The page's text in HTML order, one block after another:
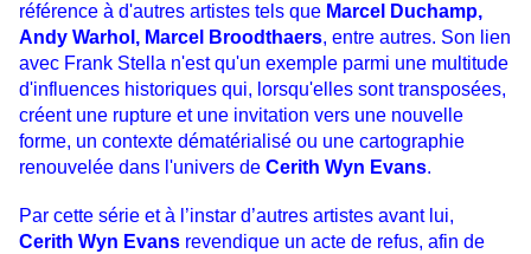
référence à d'autres artistes tels que Marcel Duchamp,
Andy Warhol, Marcel Broodthaers, entre autres. Son lien
avec Frank Stella n'est qu'un exemple parmi une multitude
d'influences historiques qui, lorsqu'elles sont transposées,
créent une rupture et une invitation vers une nouvelle
forme, un contexte dématérialisé ou une cartographie
renouvelée dans l'univers de Cerith Wyn Evans.
Par cette série et à l’instar d’autres artistes avant lui,
Cerith Wyn Evans revendique un acte de refus, afin de